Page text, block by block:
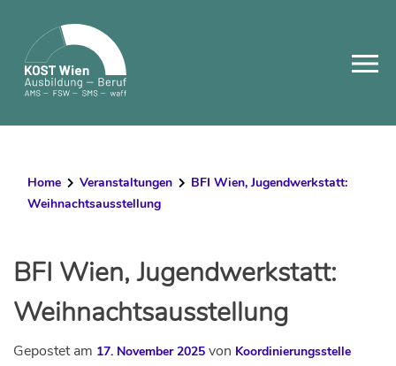
content
Home Veranstaltungen
BFI Wien, Jugendwerkstatt:
Weihnachtsausstellung
BFI Wien, Jugendwerkstatt:
Weihnachtsausstellung
Gepostet am 17. November 2025 von Koordinierungsstelle